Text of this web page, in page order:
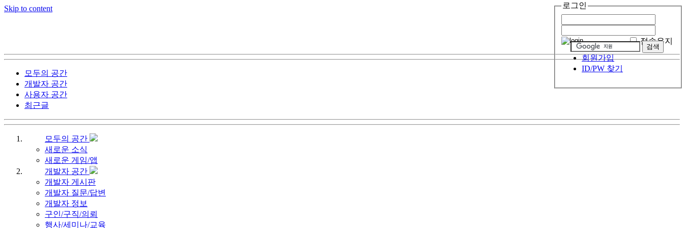
Skip to content
모두의 공간
개발자 공간
사용자 공간
최근글
로그인
접속유지
회원가입
ID/PW 찾기
모두의 공간
새로운 소식
새로운 게임/앱
개발자 공간
개발자 게시판
개발자 질문/답변
개발자 정보
구인/구직/의뢰
행사/세미나/교육